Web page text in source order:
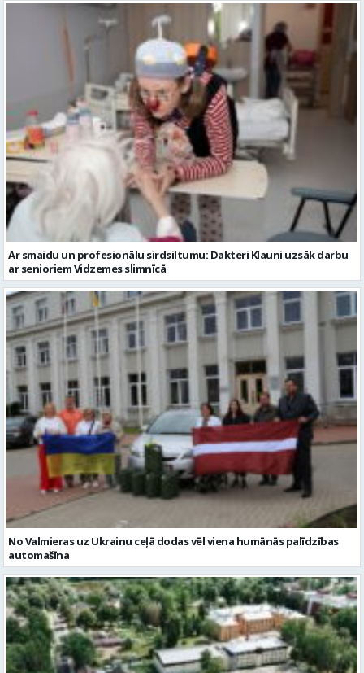
Ar smaidu un profesionālu sirdsiltumu: Dakteri Klauni uzsāk darbu
ar senioriem Vidzemes slimnīcā
No Valmieras uz Ukrainu ceļā dodas vēl viena humānās palīdzības
automašīna